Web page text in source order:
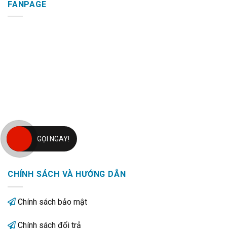
FANPAGE
CHÍNH SÁCH VÀ HƯỚNG DẪN
Chính sách bảo mật
Chính sách đổi trả
GỌI NGAY!